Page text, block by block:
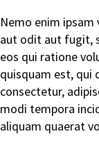
Nemo enim
aut odit aut fugit,
eos qui ratione
quisquam est, qui
consectetur,
modi tempora
aliquam quaerat